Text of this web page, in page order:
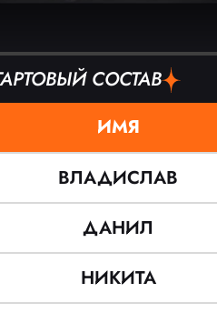
СОСТАВ
ИМЯ
ВЛАДИСЛАВ
ДАНИЛ
НИКИТА